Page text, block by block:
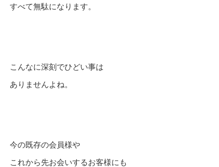
すべて無駄になります。
こんなに深刻でひどい事は
ありませんよね。
今の既存の会員様や
これから先お会いするお客様にも